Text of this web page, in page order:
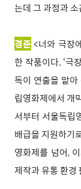
는데 그 과정과
경준<너와 극장
한 작품이다. ‘극
독이 연출을 맡
립영화제에서 개
서부터 서울독립
배급을 지원하기
영화제를 넘어,
제작과 유통 환경